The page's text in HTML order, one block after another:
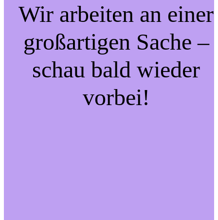
Wir arbeiten an einer
großartigen Sache –
schau bald wieder
vorbei!